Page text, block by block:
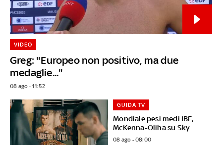
Greg: "Europeo non positivo, ma due
medaglie..."
VIDEO
08 ago - 11:52
Mondiale pesi medi IBF,
McKenna-Oliha su Sky
GUIDA TV
08 ago - 08:00